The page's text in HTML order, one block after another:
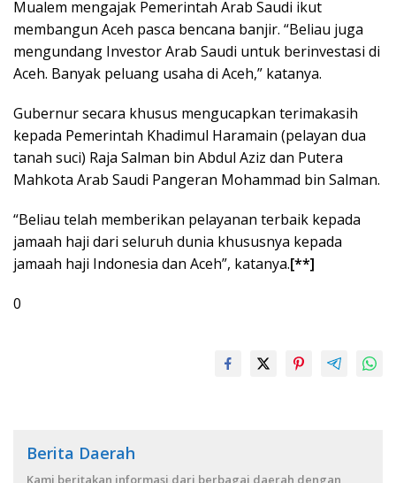
Mualem mengajak Pemerintah Arab Saudi ikut
membangun Aceh pasca bencana banjir. “Beliau juga
mengundang Investor Arab Saudi untuk berinvestasi di
Aceh. Banyak peluang usaha di Aceh,” katanya.
Gubernur secara khusus mengucapkan terimakasih
kepada Pemerintah Khadimul Haramain (pelayan dua
tanah suci) Raja Salman bin Abdul Aziz dan Putera
Mahkota Arab Saudi Pangeran Mohammad bin Salman.
“Beliau telah memberikan pelayanan terbaik kepada
jamaah haji dari seluruh dunia khususnya kepada
jamaah haji Indonesia dan Aceh”, katanya.[**]
0
Berita Daerah
Kami beritakan informasi dari berbagai daerah dengan